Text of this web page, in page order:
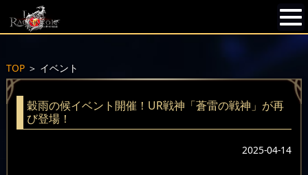
TOP＞ イベント
穀雨の候イベント開催！UR戦神「蒼雷の戦神」が再
び登場！
2025-04-14